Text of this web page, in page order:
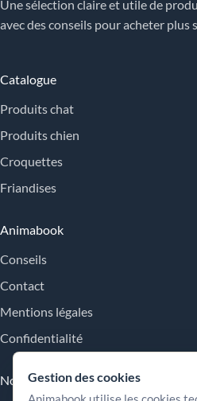
Une sélection claire et utile de
avec des conseils pour acheter plus
Catalogue
Produits chat
Produits chien
Croquettes
Friandises
Animabook
Conseils
Contact
Mentions légales
Confidentialité
Nos engagements
Gestion des cookies